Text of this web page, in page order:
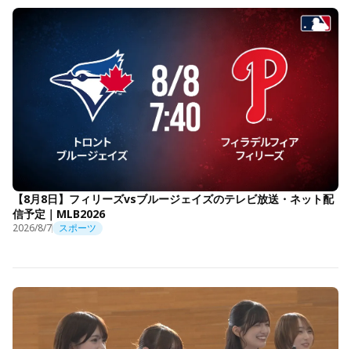
【8月8日】フィリーズvsブルージェイズのテレビ放送・ネット配
信予定｜MLB2026
2026/8/7 スポーツ